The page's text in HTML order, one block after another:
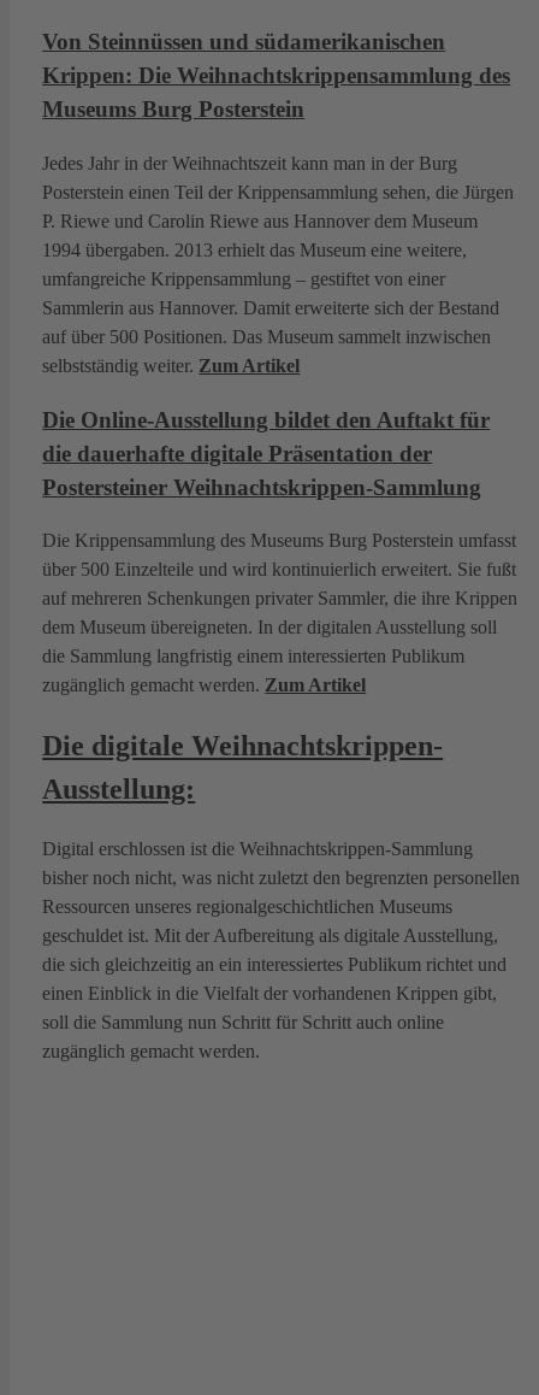
Von Steinnüssen und südamerikanischen
Krippen: Die Weihnachtskrippensammlung des
Museums Burg Posterstein
Jedes Jahr in der Weihnachtszeit kann man in der Burg
Posterstein einen Teil der Krippensammlung sehen, die Jürgen
P. Riewe und Carolin Riewe aus Hannover dem Museum
1994 übergaben. 2013 erhielt das Museum eine weitere,
umfangreiche Krippensammlung – gestiftet von einer
Sammlerin aus Hannover. Damit erweiterte sich der Bestand
auf über 500 Positionen. Das Museum sammelt inzwischen
selbstständig weiter. Zum Artikel
Die Online-Ausstellung bildet den Auftakt für
die dauerhafte digitale Präsentation der
Postersteiner Weihnachtskrippen-Sammlung
Die Krippensammlung des Museums Burg Posterstein umfasst
über 500 Einzelteile und wird kontinuierlich erweitert. Sie fußt
auf mehreren Schenkungen privater Sammler, die ihre Krippen
dem Museum übereigneten. In der digitalen Ausstellung soll
die Sammlung langfristig einem interessierten Publikum
zugänglich gemacht werden. Zum Artikel
Die digitale Weihnachtskrippen-
Ausstellung:
Digital erschlossen ist die Weihnachtskrippen-Sammlung
bisher noch nicht, was nicht zuletzt den begrenzten personellen
Ressourcen unseres regionalgeschichtlichen Museums
geschuldet ist. Mit der Aufbereitung als digitale Ausstellung,
die sich gleichzeitig an ein interessiertes Publikum richtet und
einen Einblick in die Vielfalt der vorhandenen Krippen gibt,
soll die Sammlung nun Schritt für Schritt auch online
zugänglich gemacht werden.